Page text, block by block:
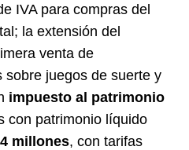
IVA para compras del
la extensión del
venta de
sobre juegos de suerte y
impuesto al patrimonio
con patrimonio líquido
millones, con tarifas